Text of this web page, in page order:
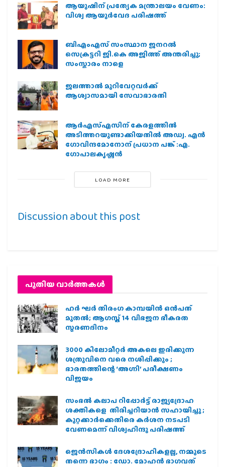
ആയുഷിന് പ്രത്യേക മന്ത്രാലയം വേണം:
വിശ്വ ആയുര്‍വേദ പരിഷത്ത്
ബിഎംഎസ് സംസ്ഥാന ജനറൽ
സെക്രട്ടറി ജി.കെ അജിത്ത് അന്തരിച്ചു;
സംസ്കാരം നാളെ
ജലത്താല്‍ മുറിവേറ്റവര്‍ക്ക്
ആശ്വാസമായി സേവാഭാരതി
ആര്‍എസ്എസിന് കേരളത്തില്‍
അടിത്തറയുണ്ടാക്കിയതില്‍ അഡ്വ. എന്‍
ഗോവിന്ദമോനോന് പ്രധാന പങ്ക് :എ.
ഗോപാലകൃഷ്ണന്‍
LOAD MORE
Discussion about this post
പുതിയ വാര്‍ത്തകള്‍
ഹര്‍ ഘര്‍ തിരംഗ കാമ്പയിന്‍ ഒന്‍പത്
മുതല്‍; ആഗസ്ത് 14 വിഭജന ഭീകരത
സ്മരണദിനം
3000 കിലോമീറ്റർ അകലെ ഇരിക്കുന്ന
ശത്രുവിനെ വരെ നശിപ്പിക്കും ;
ഭാരതത്തിന്റെ ‘അഗ്നി’ പരീക്ഷണം
വിജയം
സംഭൽ കലാപ റിപ്പോർട്ട് രാജ്യദ്രോഹ
ശക്തികളെ തിരിച്ചറിയാൻ സഹായിച്ചു ;
കുറ്റക്കാർക്കെതിരെ കർശന നടപടി
വേണമെന്ന് വിശ്വഹിന്ദു പരിഷത്ത്
ജെന്‍സികള്‍ ദേശദ്രോഹികളല്ല, നമ്മുടെ
തന്നെ ഭാഗം : ഡോ. മോഹന്‍ ഭാഗവത്